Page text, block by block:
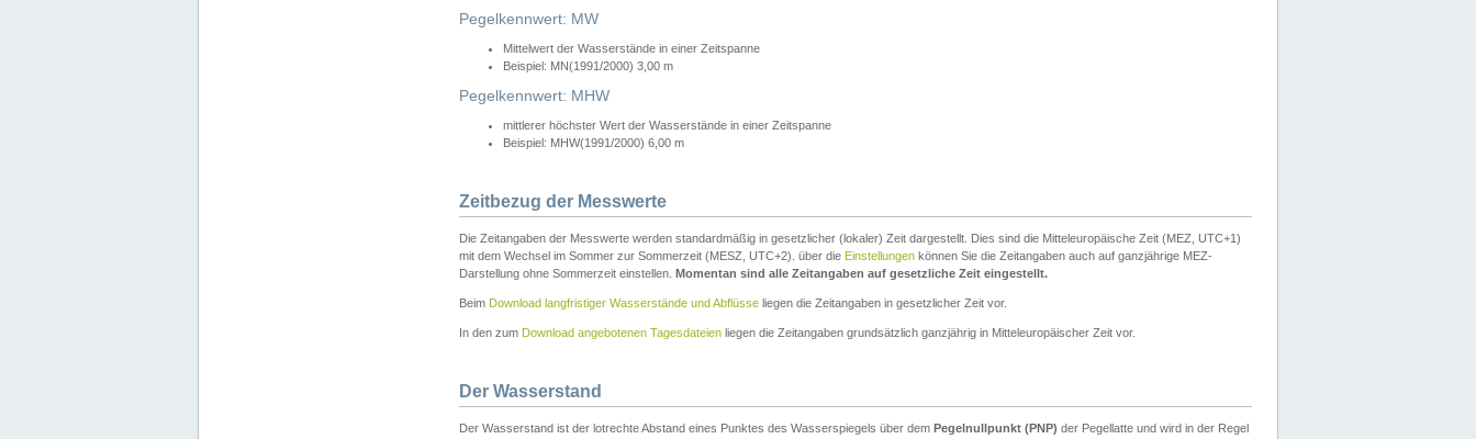
Pegelkennwert: MW
Mittelwert der Wasserstände in einer Zeitspanne
Beispiel: MN(1991/2000) 3,00 m
Pegelkennwert: MHW
mittlerer höchster Wert der Wasserstände in einer Zeitspanne
Beispiel: MHW(1991/2000) 6,00 m
Zeitbezug der Messwerte
Die Zeitangaben der Messwerte werden standardmäßig in gesetzlicher (lokaler) Zeit dargestellt. Dies sind die Mitteleuropäische Zeit (MEZ, UTC+1)
mit dem Wechsel im Sommer zur Sommerzeit (MESZ, UTC+2). über die Einstellungen können Sie die Zeitangaben auch auf ganzjährige MEZ-
Darstellung ohne Sommerzeit einstellen. Momentan sind alle Zeitangaben auf gesetzliche Zeit eingestellt.
Beim Download langfristiger Wasserstände und Abflüsse liegen die Zeitangaben in gesetzlicher Zeit vor.
In den zum Download angebotenen Tagesdateien liegen die Zeitangaben grundsätzlich ganzjährig in Mitteleuropäischer Zeit vor.
Der Wasserstand
Der Wasserstand ist der lotrechte Abstand eines Punktes des Wasserspiegels über dem Pegelnullpunkt (PNP) der Pegellatte und wird in der Regel